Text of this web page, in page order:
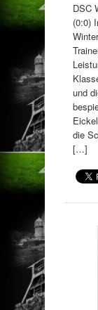
DSC
(0:0)
und
die
[…]